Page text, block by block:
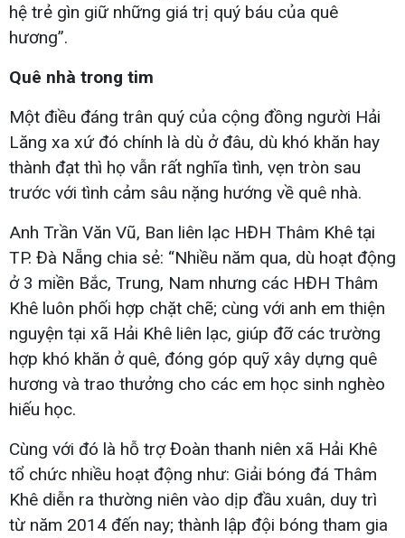
hệ trẻ gìn giữ những giá trị quý báu của quê
hương”.
Quê nhà trong tim
Một điều đáng trân quý của cộng đồng người Hải
Lăng xa xứ đó chính là dù ở đâu, dù khó khăn hay
thành đạt thì họ vẫn rất nghĩa tình, vẹn tròn sau
trước với tình cảm sâu nặng hướng về quê nhà.
Anh Trần Văn Vũ, Ban liên lạc HĐH Thâm Khê tại
TP. Đà Nẵng chia sẻ: “Nhiều năm qua, dù hoạt động
ở 3 miền Bắc, Trung, Nam nhưng các HĐH Thâm
Khê luôn phối hợp chặt chẽ; cùng với anh em thiện
nguyện tại xã Hải Khê liên lạc, giúp đỡ các trường
hợp khó khăn ở quê, đóng góp quỹ xây dựng quê
hương và trao thưởng cho các em học sinh nghèo
hiếu học.
Cùng với đó là hỗ trợ Đoàn thanh niên xã Hải Khê
tổ chức nhiều hoạt động như: Giải bóng đá Thâm
Khê diễn ra thường niên vào dịp đầu xuân, duy trì
từ năm 2014 đến nay; thành lập đội bóng tham gia